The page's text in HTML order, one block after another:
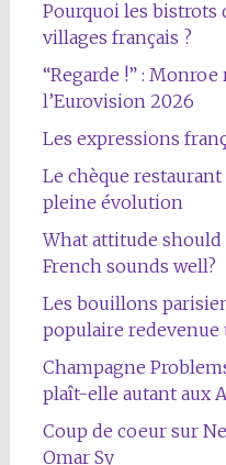
Pourquoi les bistrots
villages français ?
“Regarde !” :
l’Eurovision 2026
Les expressions
Le chèque
pleine évolution
What attitude
French sounds well?
Les bouillons
populaire redevenue
Champagne
plaît-elle autant aux
Coup de coeur sur
Omar Sy